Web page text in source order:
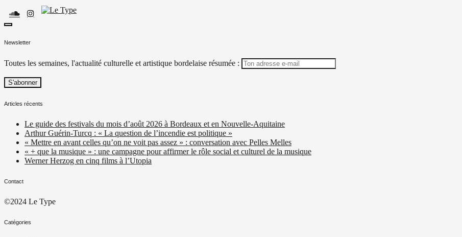
to
content
toggle
sidebar
Newsletter
Toutes les semaines, l'actualité culturelle et artistique bordelaise résumée :
Articles récents
Le guide des festivals du mois d’août 2026 à Bordeaux et en Nouvelle-Aquitaine
Arthur Guérin-Turcq : « La question de l’incendie est politique »
« Mettre en avant celles qu’on ne voit pas assez » : conversation avec Pelles Melles
« + que la musique » : une campagne pour affirmer le rôle social et culturel de la musique
Werner Herzog en cinq films à l’Utopia
Contact
©2024 Le Type
Catégories